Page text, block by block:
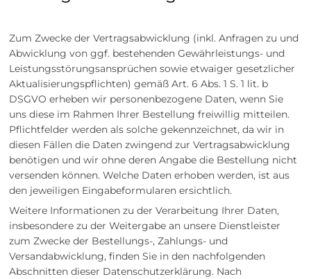
Zum Zwecke der Vertragsabwicklung (inkl. Anfragen zu und
Abwicklung von ggf. bestehenden Gewährleistungs- und
Leistungsstörungsansprüchen sowie etwaiger gesetzlicher
Aktualisierungspflichten) gemäß Art. 6 Abs. 1 S. 1 lit. b
DSGVO erheben wir personenbezogene Daten, wenn Sie
uns diese im Rahmen Ihrer Bestellung freiwillig mitteilen.
Pflichtfelder werden als solche gekennzeichnet, da wir in
diesen Fällen die Daten zwingend zur Vertragsabwicklung
benötigen und wir ohne deren Angabe die Bestellung nicht
versenden können. Welche Daten erhoben werden, ist aus
den jeweiligen Eingabeformularen ersichtlich.
Weitere Informationen zu der Verarbeitung Ihrer Daten,
insbesondere zu der Weitergabe an unsere Dienstleister
zum Zwecke der Bestellungs-, Zahlungs- und
Versandabwicklung, finden Sie in den nachfolgenden
Abschnitten dieser Datenschutzerklärung. Nach